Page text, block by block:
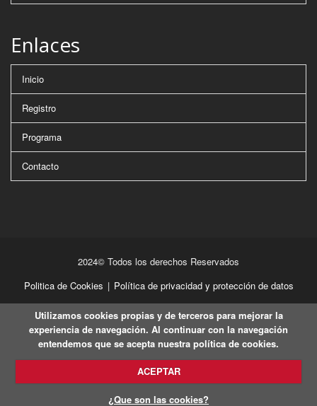
Enlaces
Inicio
Registro
Programa
Contacto
2024© Todos los derechos Reservados
Politica de Cookies | Política de privacidad y protección de datos
Utilizamos cookies propias y de terceros para mejorar la
experiencia de navegación. Al continuar con la navegación
entendemos que se acepta nuestra política de cookies.
ACEPTAR
¿Que son las cookies?